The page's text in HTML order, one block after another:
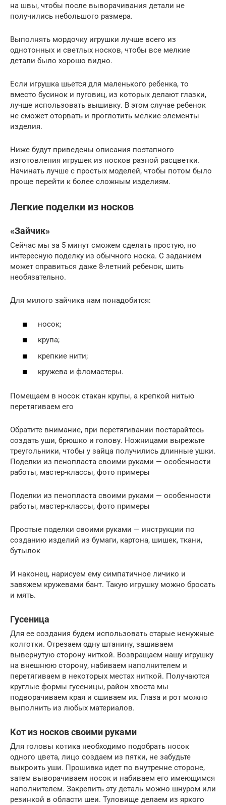
на швы, чтобы после выворачивания детали не
получились небольшого размера.
Выполнять мордочку игрушки лучше всего из
однотонных и светлых носков, чтобы все мелкие
детали было хорошо видно.
Если игрушка шьется для маленького ребенка, то
вместо бусинок и пуговиц, из которых делают глазки,
лучше использовать вышивку. В этом случае ребенок
не сможет оторвать и проглотить мелкие элементы
изделия.
Ниже будут приведены описания поэтапного
изготовления игрушек из носков разной расцветки.
Начинать лучше с простых моделей, чтобы потом было
проще перейти к более сложным изделиям.
Легкие поделки из носков
«Зайчик»
Сейчас мы за 5 минут сможем сделать простую, но
интересную поделку из обычного носка. С заданием
может справиться даже 8-летний ребенок, шить
необязательно.
Для милого зайчика нам понадобится:
носок;
крупа;
крепкие нити;
кружева и фломастеры.
Помещаем в носок стакан крупы, а крепкой нитью
перетягиваем его
Обратите внимание, при перетягивании постарайтесь
создать уши, брюшко и голову. Ножницами вырежьте
треугольники, чтобы у зайца получились длинные ушки.
Поделки из пенопласта своими руками — особенности
работы, мастер-классы, фото примеры
Поделки из пенопласта своими руками — особенности
работы, мастер-классы, фото примеры
Простые поделки своими руками — инструкции по
созданию изделий из бумаги, картона, шишек, ткани,
бутылок
И наконец, нарисуем ему симпатичное личико и
завяжем кружевами бант. Такую игрушку можно бросать
и мять.
Гусеница
Для ее создания будем использовать старые ненужные
колготки. Отрезаем одну штанину, зашиваем
вывернутую сторону ниткой. Возвращаем нашу игрушку
на внешнюю сторону, набиваем наполнителем и
перетягиваем в некоторых местах ниткой. Получаются
круглые формы гусеницы, район хвоста мы
подворачиваем края и сшиваем их. Глаза и рот можно
выполнить из любых материалов.
Кот из носков своими руками
Для головы котика необходимо подобрать носок
одного цвета, лицо создаем из пятки, не забудьте
выкроить уши. Прошивка идет по внутренне стороне,
затем выворачиваем носок и набиваем его имеющимся
наполнителем. Закрепить эту деталь можно шнуром или
резинкой в области шеи. Туловище делаем из яркого